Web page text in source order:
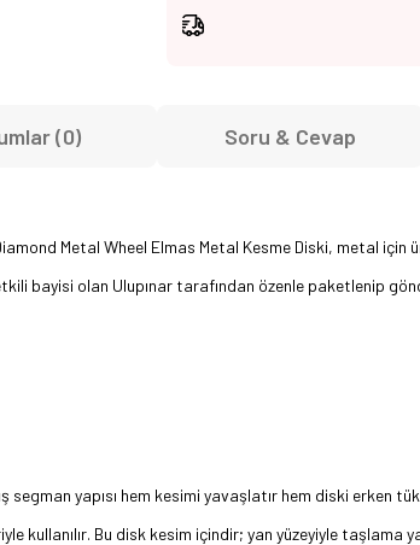
(0) Soru & Cevap
Metal Wheel Elmas Metal Kesme Diski, metal
bayisi olan Ulupınar tarafından özenle paketlenip
segman yapısı hem kesimi yavaşlatır hem diski erken
Bu disk kesim içindir; yan yüzeyiyle taşlama